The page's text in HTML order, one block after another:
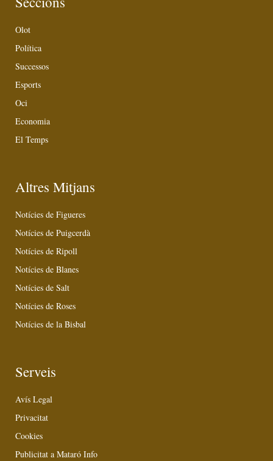
Olot
Política
Successos
Esports
Oci
Economia
El Temps
Altres Mitjans
Notícies de Figueres
Notícies de Puigcerdà
Notícies de Ripoll
Notícies de Blanes
Notícies de Salt
Notícies de Roses
Notícies de la Bisbal
Serveis
Avís Legal
Privacitat
Cookies
Publicitat a Mataró Info